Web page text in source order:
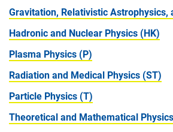
Gravitation, Relativistic Astrophysics,
Hadronic and Nuclear Physics (HK)
Plasma Physics (P)
Radiation and Medical Physics (ST)
Particle Physics (T)
Theoretical and Mathematical